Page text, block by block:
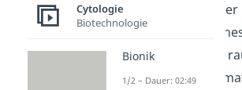
wirkt also bei der
Ribosomen am
dafür die
Cytologie
Biotechnologie
Bionik
1/2 – Dauer: 02:49